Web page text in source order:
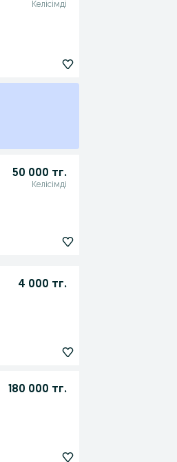
Келісімді
50 000 тг.
Келісімді
4 000 тг.
180 000 тг.